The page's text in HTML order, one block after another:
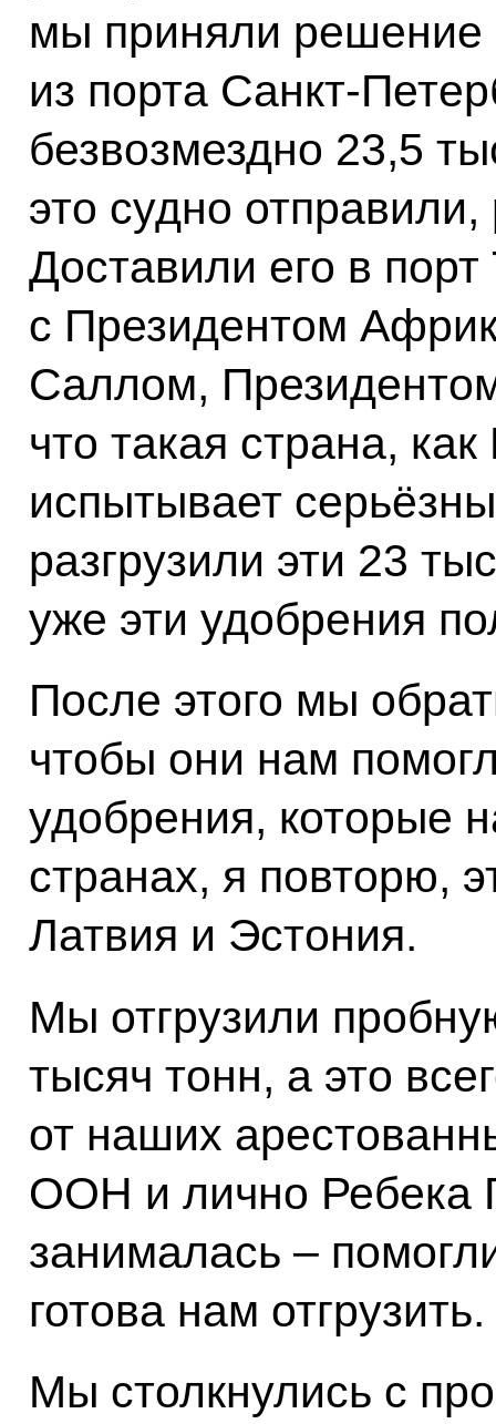
мы приняли решение
из порта Санкт-
безвозмездно 23,5
это судно отправили,
Доставили его в
с Президентом
Саллом,
что такая страна,
испытывает
разгрузили эти 23
уже эти удобрения
После этого мы
чтобы они нам
удобрения, которые
странах, я повторю,
Латвия и Эстония.
Мы отгрузили
тысяч тонн, а это
от наших
ООН и лично Ребека
занималась –
готова нам отгрузить.
Мы столкнулись с